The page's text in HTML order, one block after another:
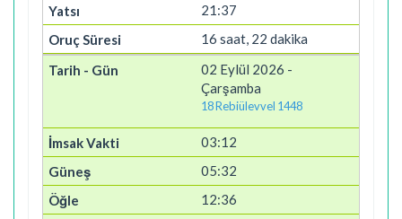
21:37
16 saat, 22 dakika
02 Eylül 2026 -
Çarşamba
18 Rebiülevvel 1448
03:12
05:32
12:36